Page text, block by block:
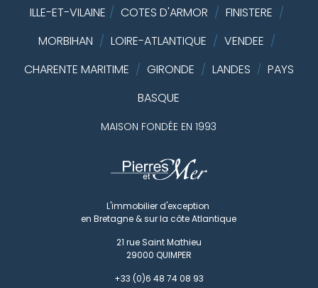
ILLE-ET-VILAINE / COTES D'ARMOR / FINISTERE /
MORBIHAN / LOIRE-ATLANTIQUE / VENDEE /
CHARENTE MARITIME / GIRONDE / LANDES / PAYS
BASQUE
MAISON FONDÉE EN 1993
L'immobilier d'exception
en Bretagne & sur la côte Atlantique
21 rue Saint Mathieu
29000 QUIMPER
+33 (0)6 48 74 08 93